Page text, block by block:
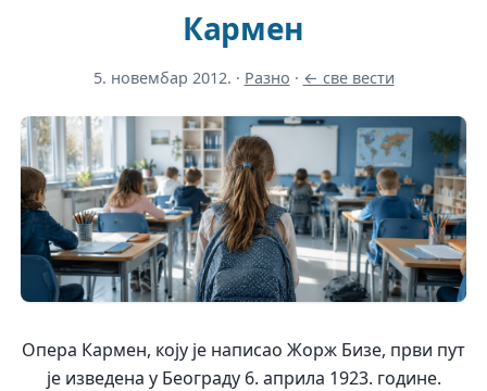
Кармен
5. новембар 2012. · Разно · ← све вести
Опера Кармен, коју је написао Жорж Бизе, први пут
је изведена у Београду 6. априла 1923. године.